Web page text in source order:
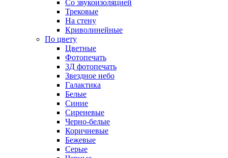
Со звукоизоляцией
Трековые
На стену
Криволинейные
По цвету
Цветные
Фотопечать
3Д фотопечать
Звездное небо
Галактика
Белые
Синие
Сиреневые
Черно-белые
Коричневые
Бежевые
Серые